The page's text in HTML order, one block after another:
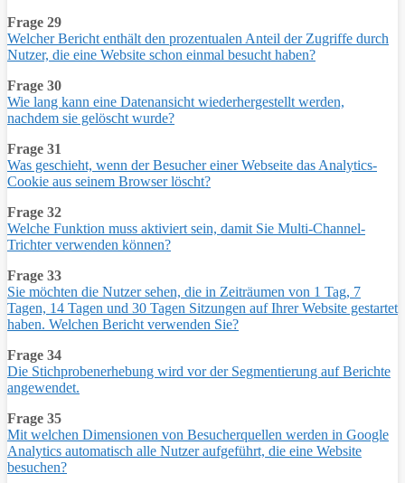
Frage 29
Welcher Bericht enthält den prozentualen Anteil der Zugriffe durch
Nutzer, die eine Website schon einmal besucht haben?
Frage 30
Wie lang kann eine Datenansicht wiederhergestellt werden,
nachdem sie gelöscht wurde?
Frage 31
Was geschieht, wenn der Besucher einer Webseite das Analytics-
Cookie aus seinem Browser löscht?
Frage 32
Welche Funktion muss aktiviert sein, damit Sie Multi-Channel-
Trichter verwenden können?
Frage 33
Sie möchten die Nutzer sehen, die in Zeiträumen von 1 Tag, 7
Tagen, 14 Tagen und 30 Tagen Sitzungen auf Ihrer Website gestartet
haben. Welchen Bericht verwenden Sie?
Frage 34
Die Stichprobenerhebung wird vor der Segmentierung auf Berichte
angewendet.
Frage 35
Mit welchen Dimensionen von Besucherquellen werden in Google
Analytics automatisch alle Nutzer aufgeführt, die eine Website
besuchen?